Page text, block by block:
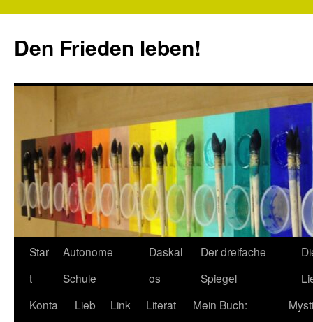
springen
Den Frieden leben!
Star
t
Autonome
Schule
Daskal
os
Der dreifache
Spiegel
Konta
Lieb
Link
Literat
Mein Buch: